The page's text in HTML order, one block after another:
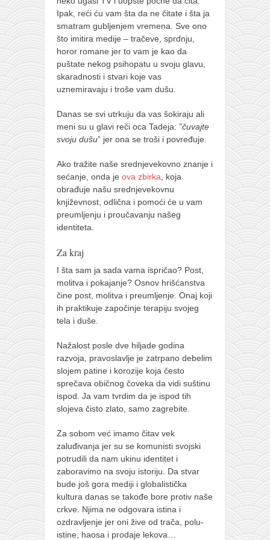
Ipak, reći ću vam šta da ne čitate i šta ja
smatram gubljenjem vremena. Sve ono
što imitira medije – tračeve, sprdnju,
horor romane jer to vam je kao da
puštate nekog psihopatu u svoju glavu,
skaradnosti i stvari koje vas
uznemiravaju i troše vam dušu.
Danas se svi utrkuju da vas šokiraju ali
meni su u glavi reči oca Tadeja: ”čuvajte
svoju dušu” jer ona se troši i povređuje.
Ako tražite naše srednjevekovno znanje i
sećanje, onda je ova zbirka , koja
obrađuje našu srednjevekovnu
književnost, odlična i pomoći će u vam
preumljenju i proučavanju našeg
identiteta.
Za kraj
I šta sam ja sada vama ispričao? Post,
molitva i pokajanje? Osnov hrišćanstva
čine post, molitva i preumljenje. Onaj koji
ih praktikuje započinje terapiju svojeg
tela i duše.
Nažalost posle dve hiljade godina
razvoja, pravoslavlje je zatrpano debelim
slojem patine i korozije koja često
sprečava običnog čoveka da vidi suštinu
ispod. Ja vam tvrdim da je ispod tih
slojeva čisto zlato, samo zagrebite.
Za sobom već imamo čitav vek
zaluđivanja jer su se komunisti svojski
potrudili da nam ukinu identitet i
zaboravimo na svoju istoriju. Da stvar
bude još gora mediji i globalistička
kultura danas se takođe bore protiv naše
crkve. Njima ne odgovara istina i
ozdravljenje jer oni žive od trača, polu-
istine, haosa i prodaje lekova…